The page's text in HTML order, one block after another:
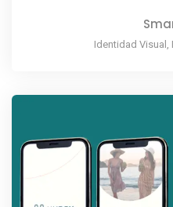
Identidad Visual,